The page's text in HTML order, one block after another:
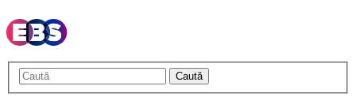
Caută